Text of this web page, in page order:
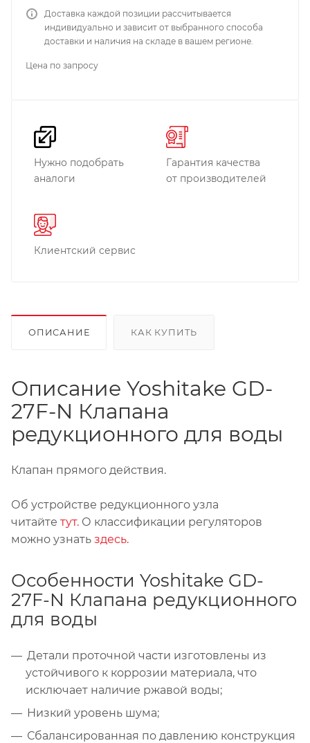
Доставка каждой позиции рассчитывается
индивидуально и зависит от выбранного способа
доставки и наличия на складе в вашем регионе.
Цена по запросу
Нужно подобрать
аналоги
Гарантия качества
от производителей
Клиентский сервис
ОПИСАНИЕ КАК КУПИТЬ
Описание Yoshitake GD-
27F-N Клапана
редукционного для воды
Клапан прямого действия.
Об устройстве редукционного узла
читайте тут. О классификации регуляторов
можно узнать здесь.
Особенности Yoshitake GD-
27F-N Клапана редукционного
для воды
Детали проточной части изготовлены из
устойчивого к коррозии материала, что
исключает наличие ржавой воды;
Низкий уровень шума;
Сбалансированная по давлению конструкция